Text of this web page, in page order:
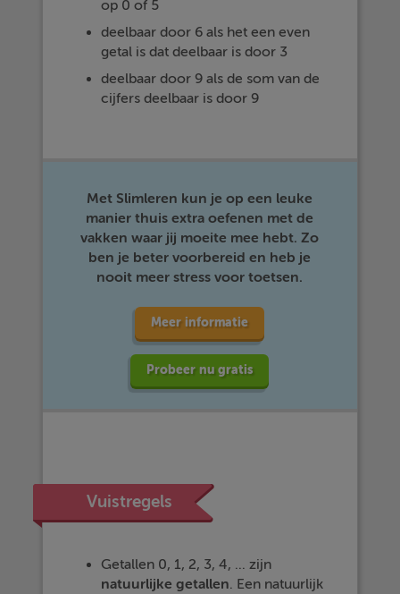
op 0 of 5
deelbaar door 6 als het een even
getal is dat deelbaar is door 3
deelbaar door 9 als de som van de
cijfers deelbaar is door 9
Met Slimleren kun je op een leuke
manier thuis extra oefenen met de
vakken waar jij moeite mee hebt. Zo
ben je beter voorbereid en heb je
nooit meer stress voor toetsen.
Meer informatie
Probeer nu gratis
Vuistregels
Getallen 0, 1, 2, 3, 4, ... zijn
natuurlijke getallen. Een natuurlijk